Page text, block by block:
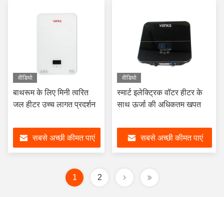
वीडियो
बाथरूम के लिए मिनी त्वरित
जल हीटर उच्च लागत प्रदर्शन
सबसे अच्छी कीमत पाएं
वीडियो
स्मार्ट इलेक्ट्रिक वॉटर हीटर के
साथ ऊर्जा की अधिकतम खपत
सबसे अच्छी कीमत पाएं
1 2